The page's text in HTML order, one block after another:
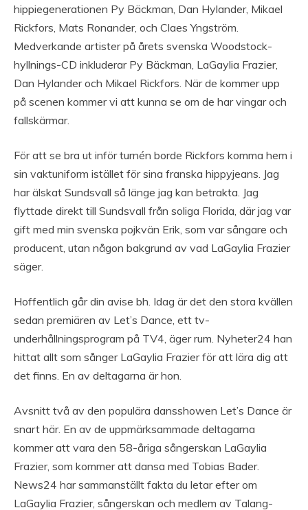
hippiegenerationen Py Bäckman, Dan Hylander, Mikael
Rickfors, Mats Ronander, och Claes Yngström.
Medverkande artister på årets svenska Woodstock-
hyllnings-CD inkluderar Py Bäckman, LaGaylia Frazier,
Dan Hylander och Mikael Rickfors. När de kommer upp
på scenen kommer vi att kunna se om de har vingar och
fallskärmar.
För att se bra ut inför turnén borde Rickfors komma hem i
sin vaktuniform istället för sina franska hippyjeans. Jag
har älskat Sundsvall så länge jag kan betrakta. Jag
flyttade direkt till Sundsvall från soliga Florida, där jag var
gift med min svenska pojkvän Erik, som var sångare och
producent, utan någon bakgrund av vad LaGaylia Frazier
säger.
Hoffentlich går din avise bh. Idag är det den stora kvällen
sedan premiären av Let’s Dance, ett tv-
underhållningsprogram på TV4, äger rum. Nyheter24 han
hittat allt som sånger LaGaylia Frazier för att lära dig att
det finns. En av deltagarna är hon.
Avsnitt två av den populära dansshowen Let’s Dance är
snart här. En av de uppmärksammade deltagarna
kommer att vara den 58-åriga sångerskan LaGaylia
Frazier, som kommer att dansa med Tobias Bader.
News24 har sammanställt fakta du letar efter om
LaGaylia Frazier, sångerskan och medlem av Talang-